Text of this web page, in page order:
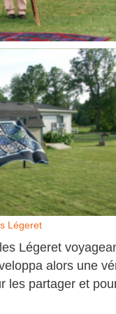
Légeret
Légeret
alors une
les partager et